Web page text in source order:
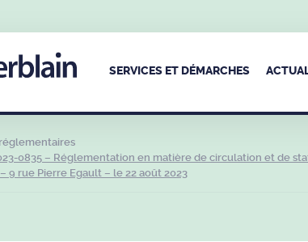
SERVICES ET DÉMARCHES
0835 – Réglementation en matière de circulation et de
9 rue Pierre Egault – le 22 août 2023